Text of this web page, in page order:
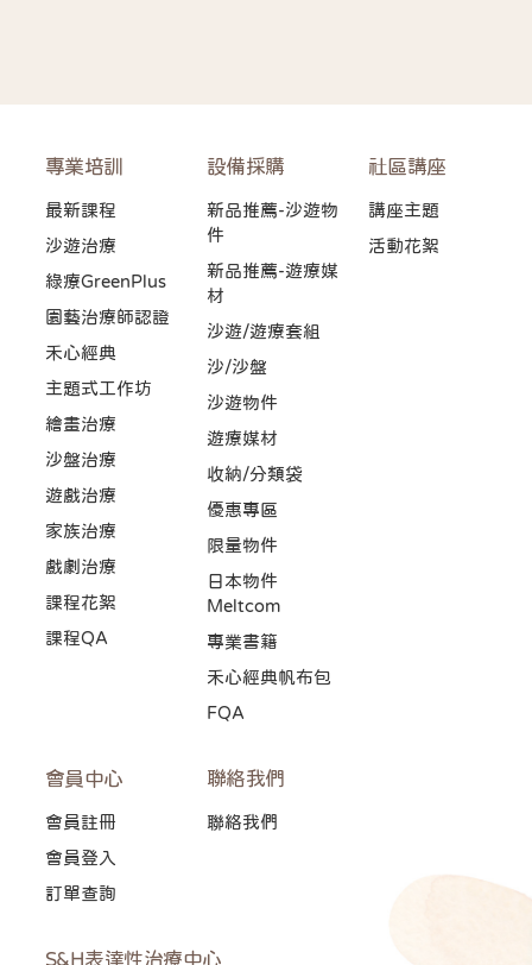
專業培訓
最新課程
沙遊治療
綠療GreenPlus
園藝治療師認證
禾心經典
主題式工作坊
繪畫治療
沙盤治療
遊戲治療
家族治療
戲劇治療
課程花絮
課程QA
設備採購
新品推薦-沙遊物
件
新品推薦-遊療媒
材
沙遊/遊療套組
沙/沙盤
沙遊物件
遊療媒材
收納/分類袋
優惠專區
限量物件
日本物件
Meltcom
專業書籍
禾心經典帆布包
FQA
社區講座
講座主題
活動花絮
會員中心
會員註冊
會員登入
訂單查詢
聯絡我們
聯絡我們
S&H表達性治療中心